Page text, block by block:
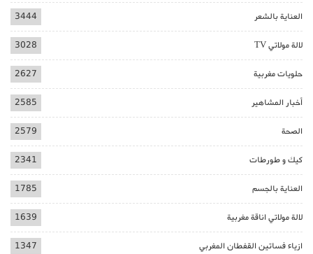
العناية بالشعر 3444
لالة مولاتي TV 3028
حلويات مغربية 2627
أخبار المشاهير 2585
الصحة 2579
كيك و طورطات 2341
العناية بالجسم 1785
لالة مولاتي اناقة مغربية 1639
ازياء فساتين القفطان المغربي 1347